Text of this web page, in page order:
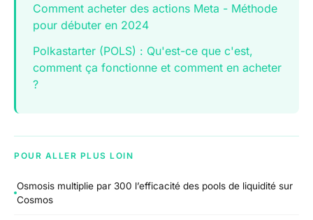
Comment acheter des actions Meta - Méthode
pour débuter en 2024
Polkastarter (POLS) : Qu'est-ce que c'est,
comment ça fonctionne et comment en acheter
?
POUR ALLER PLUS LOIN
Osmosis multiplie par 300 l’efficacité des pools de liquidité sur
Cosmos